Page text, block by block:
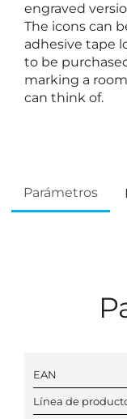
engraved
The icons can
adhesive tape
to be
marking a
can think of.
Parámetros
EAN
Línea de